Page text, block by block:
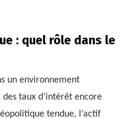
: quel rôle dans le
un environnement
taux d’intérêt encore
tendue, l’actif